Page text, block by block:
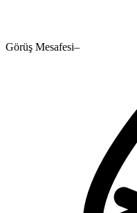
Görüş Mesafesi–